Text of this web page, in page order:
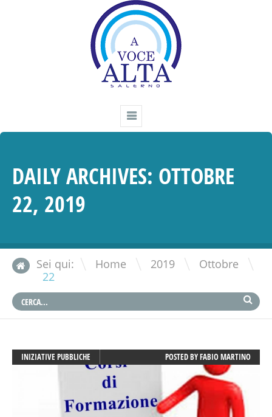
DAILY ARCHIVES: OTTOBRE
22, 2019
Sei qui: Home \ 2019 \ Ottobre \
22
INIZIATIVE PUBBLICHE POSTED BYFABIO MARTINO